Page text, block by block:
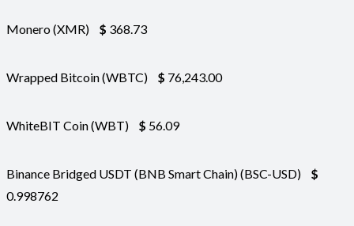
Monero (XMR) $ 368.73
Wrapped Bitcoin (WBTC) $ 76,243.00
WhiteBIT Coin (WBT) $ 56.09
Binance Bridged USDT (BNB Smart Chain) (BSC-USD)
$
0.998762